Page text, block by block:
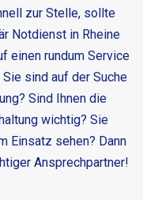
zur Stelle, sollte
Notdienst in Rheine
einen rundum Service
sind auf der Suche
Sind Ihnen die
wichtig? Sie
Einsatz sehen? Dann
Ansprechpartner!